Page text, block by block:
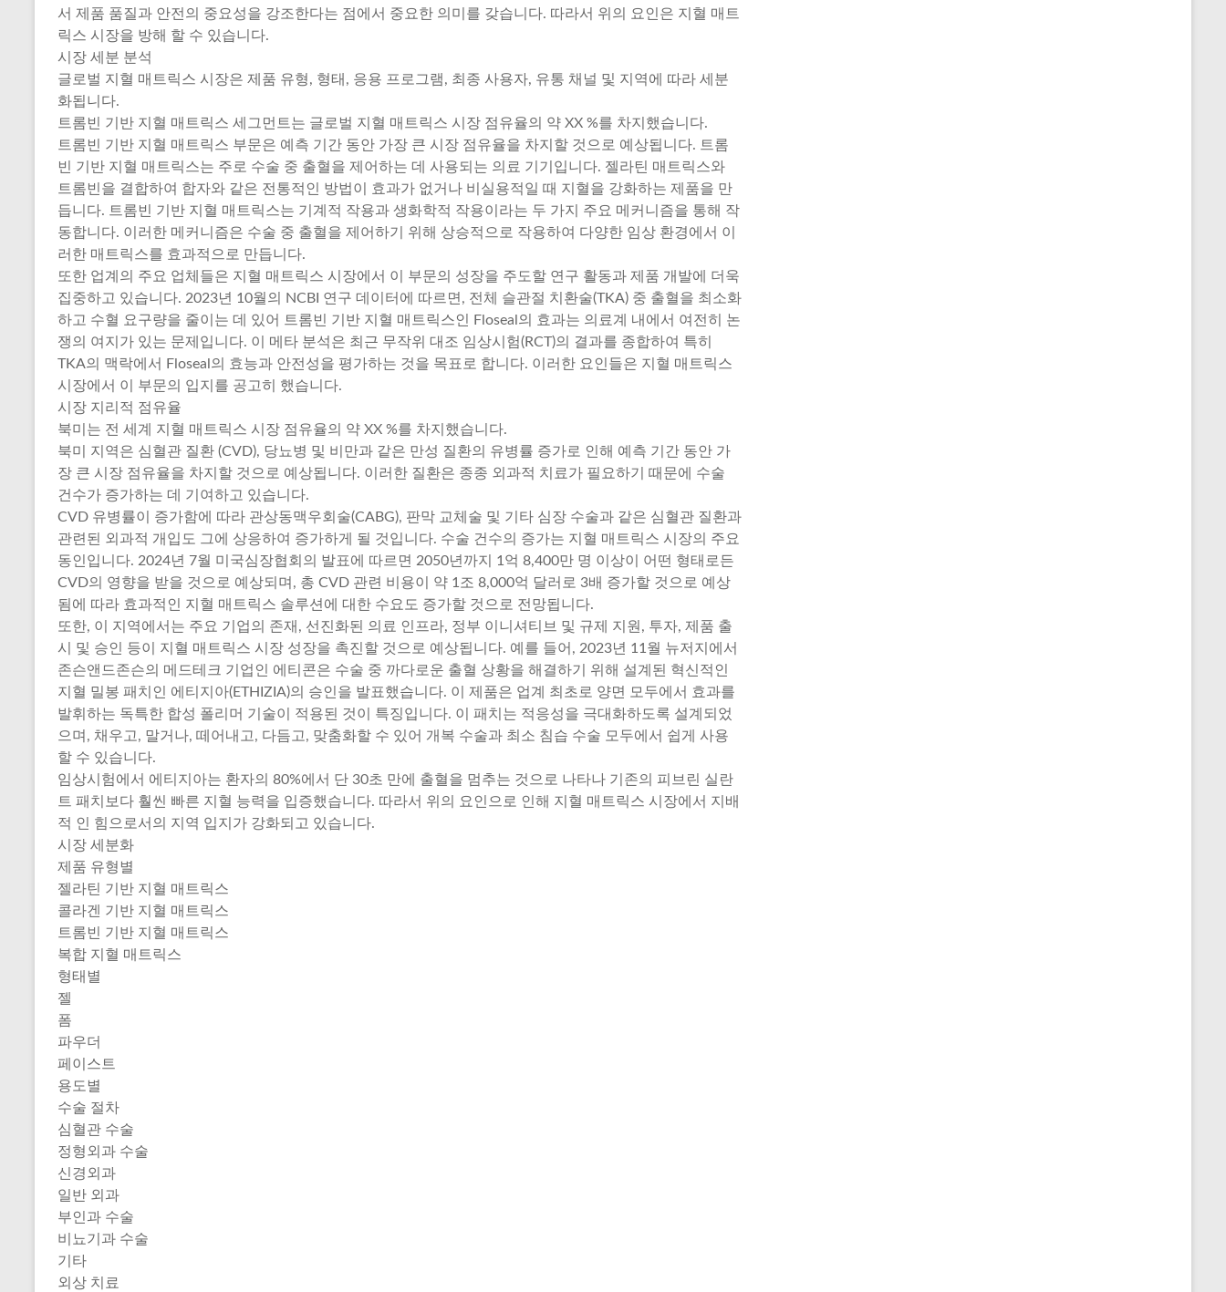
서 제품 품질과 안전의 중요성을 강조한다는 점에서 중요한 의미를 갖습니다. 따라서 위의 요인은 지혈 매트
릭스 시장을 방해 할 수 있습니다.
시장 세분 분석
글로벌 지혈 매트릭스 시장은 제품 유형, 형태, 응용 프로그램, 최종 사용자, 유통 채널 및 지역에 따라 세분
화됩니다.
트롬빈 기반 지혈 매트릭스 세그먼트는 글로벌 지혈 매트릭스 시장 점유율의 약 XX %를 차지했습니다.
트롬빈 기반 지혈 매트릭스 부문은 예측 기간 동안 가장 큰 시장 점유율을 차지할 것으로 예상됩니다. 트롬
빈 기반 지혈 매트릭스는 주로 수술 중 출혈을 제어하는 데 사용되는 의료 기기입니다. 젤라틴 매트릭스와
트롬빈을 결합하여 합자와 같은 전통적인 방법이 효과가 없거나 비실용적일 때 지혈을 강화하는 제품을 만
듭니다. 트롬빈 기반 지혈 매트릭스는 기계적 작용과 생화학적 작용이라는 두 가지 주요 메커니즘을 통해 작
동합니다. 이러한 메커니즘은 수술 중 출혈을 제어하기 위해 상승적으로 작용하여 다양한 임상 환경에서 이
러한 매트릭스를 효과적으로 만듭니다.
또한 업계의 주요 업체들은 지혈 매트릭스 시장에서 이 부문의 성장을 주도할 연구 활동과 제품 개발에 더욱
집중하고 있습니다. 2023년 10월의 NCBI 연구 데이터에 따르면, 전체 슬관절 치환술(TKA) 중 출혈을 최소화
하고 수혈 요구량을 줄이는 데 있어 트롬빈 기반 지혈 매트릭스인 Floseal의 효과는 의료계 내에서 여전히 논
쟁의 여지가 있는 문제입니다. 이 메타 분석은 최근 무작위 대조 임상시험(RCT)의 결과를 종합하여 특히
TKA의 맥락에서 Floseal의 효능과 안전성을 평가하는 것을 목표로 합니다. 이러한 요인들은 지혈 매트릭스
시장에서 이 부문의 입지를 공고히 했습니다.
시장 지리적 점유율
북미는 전 세계 지혈 매트릭스 시장 점유율의 약 XX %를 차지했습니다.
북미 지역은 심혈관 질환 (CVD), 당뇨병 및 비만과 같은 만성 질환의 유병률 증가로 인해 예측 기간 동안 가
장 큰 시장 점유율을 차지할 것으로 예상됩니다. 이러한 질환은 종종 외과적 치료가 필요하기 때문에 수술
건수가 증가하는 데 기여하고 있습니다.
CVD 유병률이 증가함에 따라 관상동맥우회술(CABG), 판막 교체술 및 기타 심장 수술과 같은 심혈관 질환과
관련된 외과적 개입도 그에 상응하여 증가하게 될 것입니다. 수술 건수의 증가는 지혈 매트릭스 시장의 주요
동인입니다. 2024년 7월 미국심장협회의 발표에 따르면 2050년까지 1억 8,400만 명 이상이 어떤 형태로든
CVD의 영향을 받을 것으로 예상되며, 총 CVD 관련 비용이 약 1조 8,000억 달러로 3배 증가할 것으로 예상
됨에 따라 효과적인 지혈 매트릭스 솔루션에 대한 수요도 증가할 것으로 전망됩니다.
또한, 이 지역에서는 주요 기업의 존재, 선진화된 의료 인프라, 정부 이니셔티브 및 규제 지원, 투자, 제품 출
시 및 승인 등이 지혈 매트릭스 시장 성장을 촉진할 것으로 예상됩니다. 예를 들어, 2023년 11월 뉴저지에서
존슨앤드존슨의 메드테크 기업인 에티콘은 수술 중 까다로운 출혈 상황을 해결하기 위해 설계된 혁신적인
지혈 밀봉 패치인 에티지아(ETHIZIA)의 승인을 발표했습니다. 이 제품은 업계 최초로 양면 모두에서 효과를
발휘하는 독특한 합성 폴리머 기술이 적용된 것이 특징입니다. 이 패치는 적응성을 극대화하도록 설계되었
으며, 채우고, 말거나, 떼어내고, 다듬고, 맞춤화할 수 있어 개복 수술과 최소 침습 수술 모두에서 쉽게 사용
할 수 있습니다.
임상시험에서 에티지아는 환자의 80%에서 단 30초 만에 출혈을 멈추는 것으로 나타나 기존의 피브린 실란
트 패치보다 훨씬 빠른 지혈 능력을 입증했습니다. 따라서 위의 요인으로 인해 지혈 매트릭스 시장에서 지배
적 인 힘으로서의 지역 입지가 강화되고 있습니다.
시장 세분화
제품 유형별
젤라틴 기반 지혈 매트릭스
콜라겐 기반 지혈 매트릭스
트롬빈 기반 지혈 매트릭스
복합 지혈 매트릭스
형태별
젤
폼
파우더
페이스트
용도별
수술 절차
심혈관 수술
정형외과 수술
신경외과
일반 외과
부인과 수술
비뇨기과 수술
기타
외상 치료